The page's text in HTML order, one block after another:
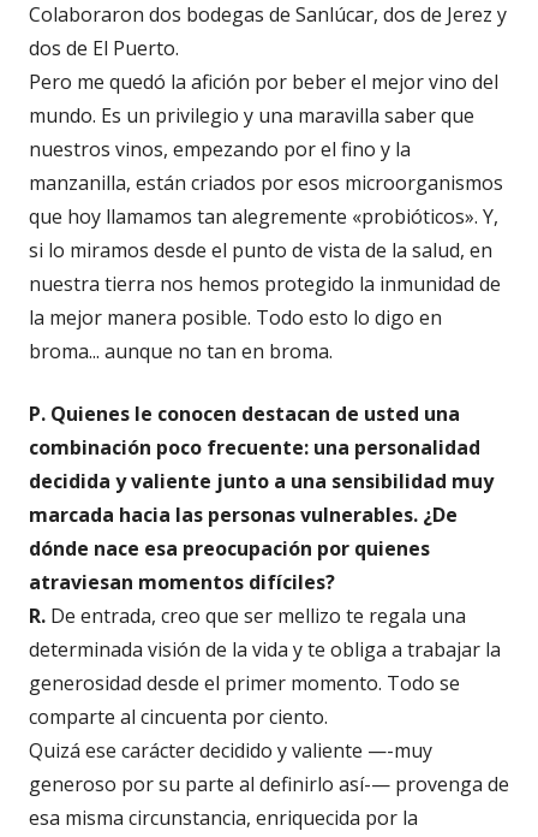
Colaboraron dos bodegas de Sanlúcar, dos de Jerez y
dos de El Puerto.
Pero me quedó la afición por beber el mejor vino del
mundo. Es un privilegio y una maravilla saber que
nuestros vinos, empezando por el fino y la
manzanilla, están criados por esos microorganismos
que hoy llamamos tan alegremente «probióticos». Y,
si lo miramos desde el punto de vista de la salud, en
nuestra tierra nos hemos protegido la inmunidad de
la mejor manera posible. Todo esto lo digo en
broma... aunque no tan en broma.
P. Quienes le conocen destacan de usted una
combinación poco frecuente: una personalidad
decidida y valiente junto a una sensibilidad muy
marcada hacia las personas vulnerables. ¿De
dónde nace esa preocupación por quienes
atraviesan momentos difíciles?
R. De entrada, creo que ser mellizo te regala una
determinada visión de la vida y te obliga a trabajar la
generosidad desde el primer momento. Todo se
comparte al cincuenta por ciento.
Quizá ese carácter decidido y valiente —-muy
generoso por su parte al definirlo así-— provenga de
esa misma circunstancia, enriquecida por la